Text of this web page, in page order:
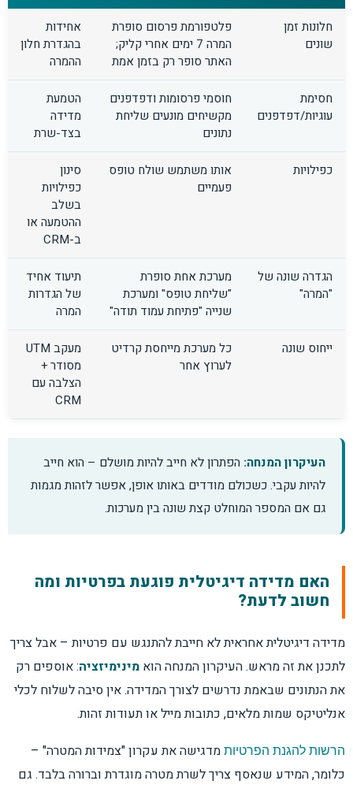
חלונות זמן
שונים
פלטפורמת פרסום סופרת
המרה 7 ימים אחרי קליק;
האתר סופר רק בזמן אמת
אחידות
בהגדרת חלון
ההמרה
חסימת
עוגיות/דפדפנים
חוסמי פרסומות ודפדפנים
מקשיחים מונעים שליחת
נתונים
הטמעת
מדידה
בצד-שרת
כפילויות
אותו משתמש שולח טופס
פעמיים
סינון
כפילויות
בשלב
ההטמעה או
ב-CRM
הגדרה שונה של
"המרה"
מערכת אחת סופרת
"שליחת טופס" ומערכת
שנייה "פתיחת עמוד תודה"
תיעוד אחיד
של הגדרות
המרה
ייחוס שונה
כל מערכת מייחסת קרדיט
לערוץ אחר
מעקב UTM
מסודר +
הצלבה עם
CRM
העיקרון המנחה: הפתרון לא חייב להיות מושלם – הוא חייב
להיות עקבי. כשכולם מודדים באותו אופן, אפשר לזהות מגמות
גם אם המספר המוחלט קצת שונה בין מערכות.
האם מדידה דיגיטלית פוגעת בפרטיות ומה
חשוב לדעת?
מדידה דיגיטלית אחראית לא חייבת להתנגש עם פרטיות – אבל צריך
לתכנן את זה מראש. העיקרון המנחה הוא מינימיזציה: אוספים רק
את הנתונים שבאמת נדרשים לצורך המדידה. אין סיבה לשלוח לכלי
אנליטיקס שמות מלאים, כתובות מייל או תעודות זהות.
הרשות להגנת הפרטיות מדגישה את עקרון "צמידות המטרה" –
כלומר, המידע שנאסף צריך לשרת מטרה מוגדרת וברורה בלבד. גם